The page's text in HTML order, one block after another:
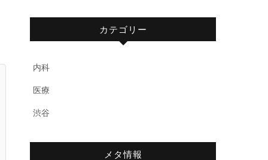
カテゴリー
内科
医療
渋谷
メタ情報